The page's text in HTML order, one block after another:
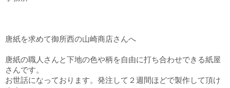
唐紙を求めて御所西の山崎商店さんへ
唐紙の職人さんと下地の色や柄を自由に打ち合わせできる紙屋
さんです。
お世話になっております。発注して２週間ほどで製作して頂け